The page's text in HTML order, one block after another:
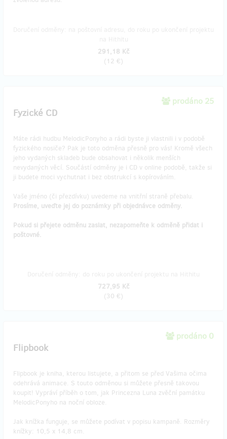
291,18 Kč
(12 €)
prodáno 25
Fyzické CD
Máte rádi hudbu MelodicPonyho a rádi byste ji vlastnili i v podobě
fyzického nosiče? Pak je toto odměna přesně pro vás! Kromě všech
jeho vydaných skladeb bude obsahovat i několik menších
nevydaných věcí. Součástí odměny je i CD v online podobě, takže si
ji budete moci vychutnat i bez obstrukcí s kopírováním.
Vaše jméno (či přezdívku) uvedeme na vnitřní straně přebalu.
Prosíme, uveďte jej do poznámky při objednávce odměny.
Pokud si přejete odměnu zaslat, nezapomeňte k odměně přidat i
poštovné.
727,95 Kč
(30 €)
prodáno 0
Flipbook
Flipbook je kniha, kterou listujete, a přitom se před Vašima očima
odehrává animace. S touto odměnou si můžete přesně takovou
koupit! Vypráví příběh o tom, jak Princezna Luna zvěční památku
MelodicPonyho na noční obloze.
Jak knížka funguje, se můžete podívat v popisu kampaně. Rozměry
knížky: 10,5 x 14,8 cm.